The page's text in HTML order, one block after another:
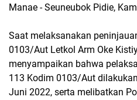
Manae - Seuneubok Pidie,
Saat melaksanakan
0103/Aut Letkol Arm Oke
menyampaikan bahwa
113 Kodim 0103/Aut
Juni 2022, serta melibatkan